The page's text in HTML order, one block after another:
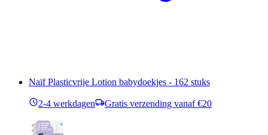
Naïf Plasticvrije Lotion babydoekjes - 162 stuks
2-4 werkdagen Gratis verzending vanaf €20